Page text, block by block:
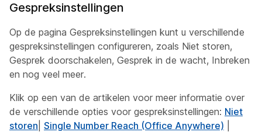
Gespreksinstellingen
Op de pagina Gespreksinstellingen kunt u verschillende
gespreksinstellingen configureren, zoals Niet storen,
Gesprek doorschakelen, Gesprek in de wacht, Inbreken
en nog veel meer.
Klik op een van de artikelen voor meer informatie over
de verschillende opties voor gespreksinstellingen: Niet
storen Single Number Reach (Office Anywhere)